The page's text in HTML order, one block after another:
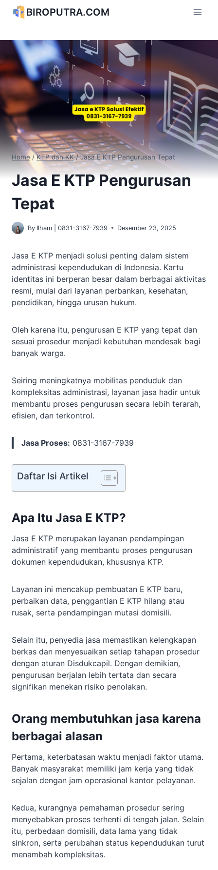
BIROPUTRA.COM
Home / KTP dan KK / Jasa E KTP Pengurusan Tepat
Jasa E KTP Pengurusan
Tepat
By Ilham | 0831-3167-7939 Desember 23, 2025
Jasa E KTP menjadi solusi penting dalam sistem
administrasi kependudukan di Indonesia. Kartu
identitas ini berperan besar dalam berbagai aktivitas
resmi, mulai dari layanan perbankan, kesehatan,
pendidikan, hingga urusan hukum.
Oleh karena itu, pengurusan E KTP yang tepat dan
sesuai prosedur menjadi kebutuhan mendesak bagi
banyak warga.
Seiring meningkatnya mobilitas penduduk dan
kompleksitas administrasi, layanan jasa hadir untuk
membantu proses pengurusan secara lebih terarah,
efisien, dan terkontrol.
Jasa Proses: 0831-3167-7939
Daftar Isi Artikel
Apa Itu Jasa E KTP?
Jasa E KTP merupakan layanan pendampingan
administratif yang membantu proses pengurusan
dokumen kependudukan, khususnya KTP.
Layanan ini mencakup pembuatan E KTP baru,
perbaikan data, penggantian E KTP hilang atau
rusak, serta pendampingan mutasi domisili.
Selain itu, penyedia jasa memastikan kelengkapan
berkas dan menyesuaikan setiap tahapan prosedur
dengan aturan Disdukcapil. Dengan demikian,
pengurusan berjalan lebih tertata dan secara
signifikan menekan risiko penolakan.
Orang membutuhkan jasa karena
berbagai alasan
Pertama, keterbatasan waktu menjadi faktor utama.
Banyak masyarakat memiliki jam kerja yang tidak
sejalan dengan jam operasional kantor pelayanan.
Kedua, kurangnya pemahaman prosedur sering
menyebabkan proses terhenti di tengah jalan. Selain
itu, perbedaan domisili, data lama yang tidak
sinkron, serta perubahan status kependudukan turut
menambah kompleksitas.